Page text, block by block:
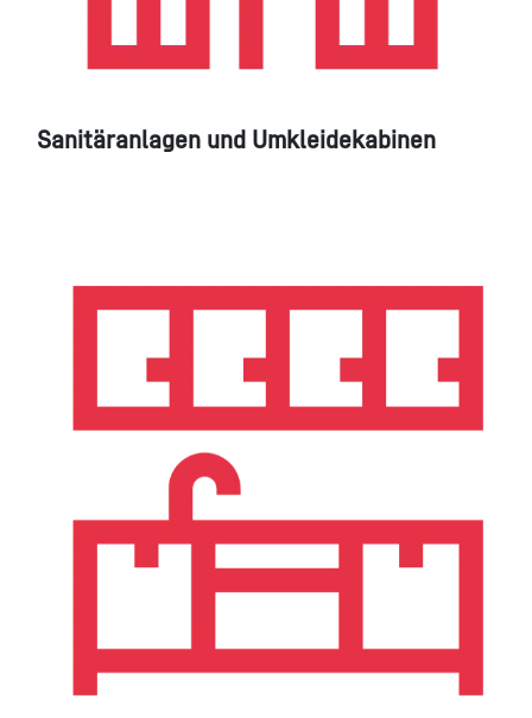
Sanitäranlagen und Umkleidekabinen